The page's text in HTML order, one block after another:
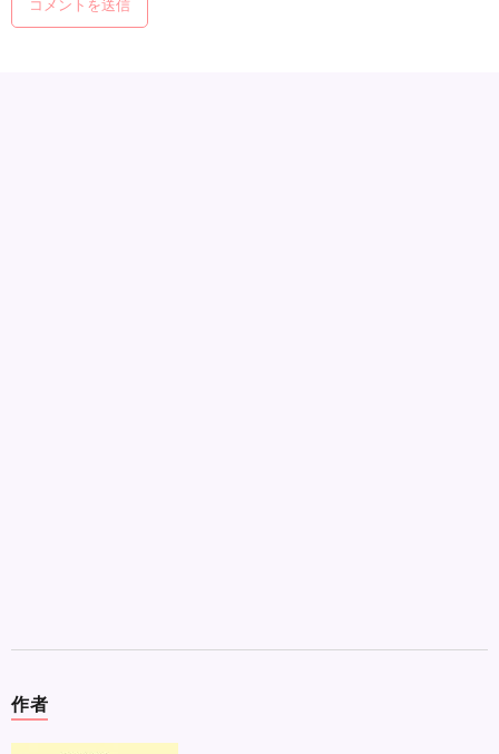
作者